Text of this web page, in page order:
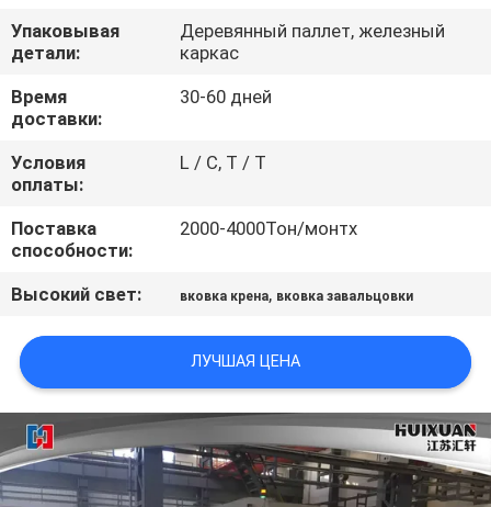
КАРТА
САЙТА
PRIVACY
POLICY
Упаковывая
детали:
Деревянный паллет, железный
каркас
Время
доставки:
30-60 дней
Условия
оплаты:
L / C, T / T
Поставка
способности:
2000-4000Тон/монтх
Высокий свет: вковка крена, вковка завальцовки
ЛУЧШАЯ ЦЕНА